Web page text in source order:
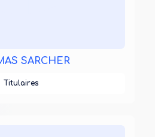
SARCHER
Titulaires